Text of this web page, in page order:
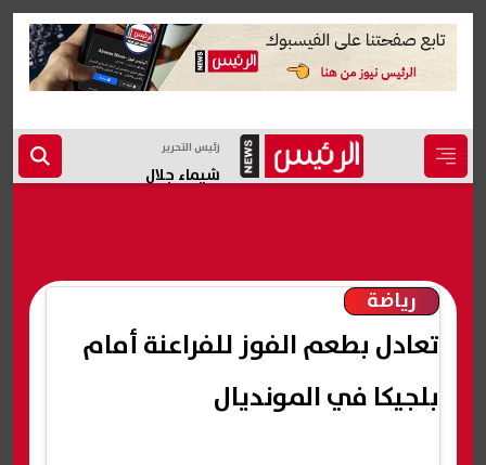
رئيس التحرير
شيماء جلال
رياضة
تعادل بطعم الفوز للفراعنة أمام
بلجيكا في المونديال